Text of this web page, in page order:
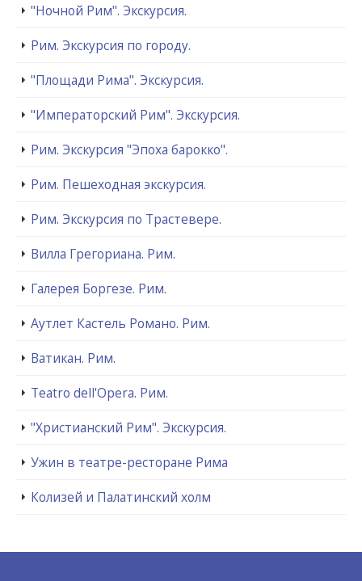
"Ночной Рим". Экскурсия.
Рим. Экскурсия по городу.
"Площади Рима". Экскурсия.
"Императорский Рим". Экскурсия.
Рим. Экскурсия "Эпоха барокко".
Рим. Пешеходная экскурсия.
Рим. Экскурсия по Трастевере.
Вилла Грегориана. Рим.
Галерея Боргезе. Рим.
Аутлет Кастель Романо. Рим.
Ватикан. Рим.
Teatro dell'Opera. Рим.
"Христианский Рим". Экскурсия.
Ужин в театре-ресторане Рима
Колизей и Палатинский холм